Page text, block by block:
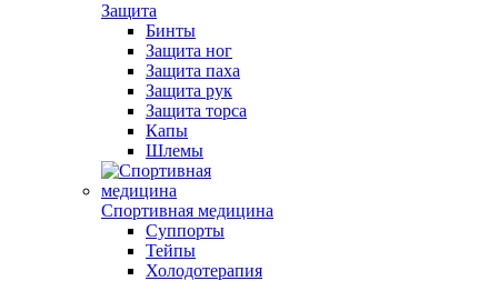
Защита
Бинты
Защита ног
Защита паха
Защита рук
Защита торса
Капы
Шлемы
Спортивная медицина
Суппорты
Тейпы
Холодотерапия